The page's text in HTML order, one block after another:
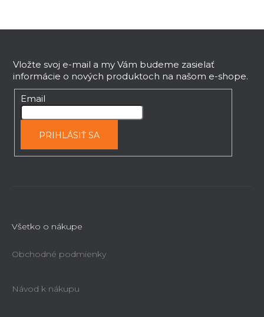
Vložte svoj e-mail a my Vám budeme zasielať
informácie o nových produktoch na našom e-shope.
Email
PRIHLÁSIŤ SA
Všetko o nákupe
Obchodné podmienky
Návod k nákupu